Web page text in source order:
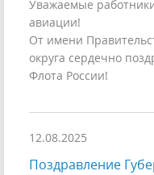
Уважаемые
авиации!
От имени
округа сердечно
Флота России!
12.08.2025
Поздравление